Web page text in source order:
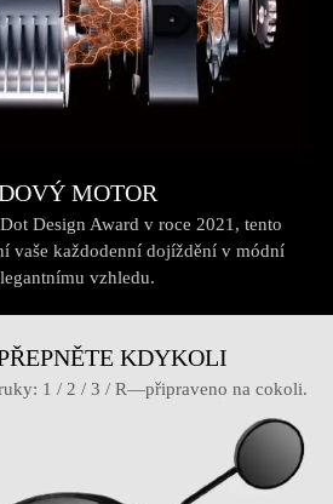
MOTOR
Design Award v roce 2021, tento
vaše každodenní dojíždění v módní
vzhledu.
KDYKOLI
1 / 2 / 3 / R—připraveno na cokoli.